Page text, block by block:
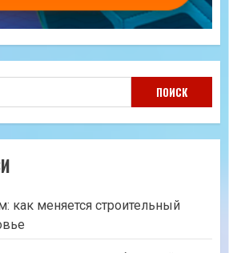
как меняется строительный